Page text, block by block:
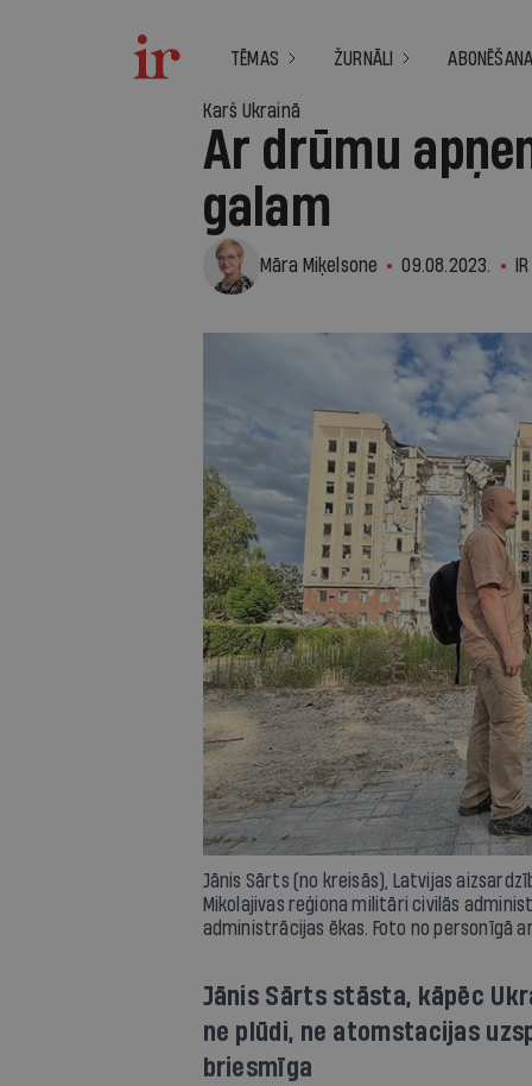
TĒMAS ŽURNĀLI ABONĒŠANA
Karš Ukrainā
Ar drūmu
galam
Māra Miķelsone 09.08.2023. IR
Jānis Sārts (no kreisās), Latvijas
Mikolajivas reģiona militāri civilās
administrācijas ēkas. Foto no personīgā
Jānis Sārts stāsta, kāpēc
ne plūdi, ne atomstacijas
briesmīga